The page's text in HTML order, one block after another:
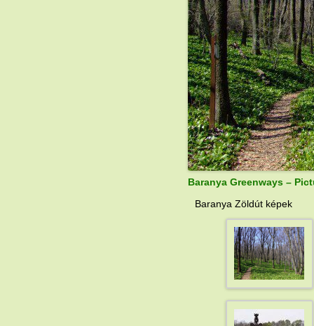
Baranya Greenways –
Baranya Zöldút képek